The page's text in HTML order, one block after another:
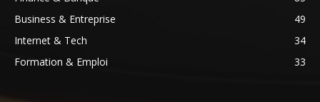
Business & Entreprise
49
Internet & Tech
34
Formation & Emploi
33